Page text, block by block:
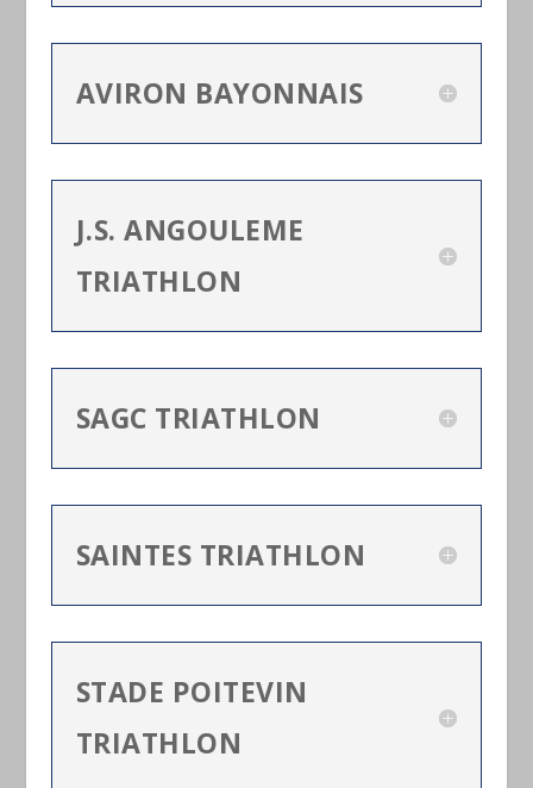
AVIRON BAYONNAIS
J.S. ANGOULEME
TRIATHLON
SAGC TRIATHLON
SAINTES TRIATHLON
STADE POITEVIN
TRIATHLON